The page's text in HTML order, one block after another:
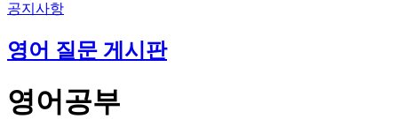
공지사항
영어 질문 게시판
영어공부